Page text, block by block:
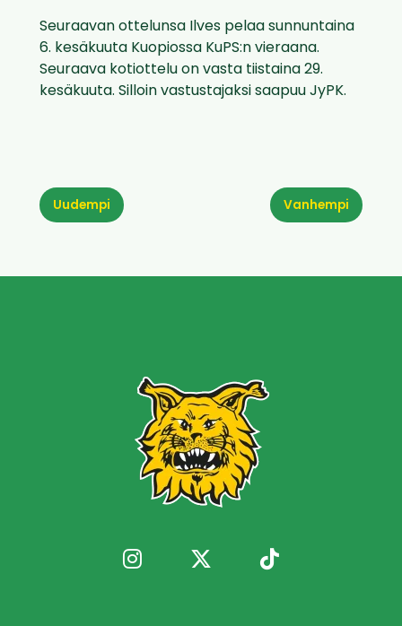
Seuraavan ottelunsa Ilves pelaa sunnuntaina
6. kesäkuuta Kuopiossa KuPS:n vieraana.
Seuraava kotiottelu on vasta tiistaina 29.
kesäkuuta. Silloin vastustajaksi saapuu JyPK.
Vanhempi
Uudempi